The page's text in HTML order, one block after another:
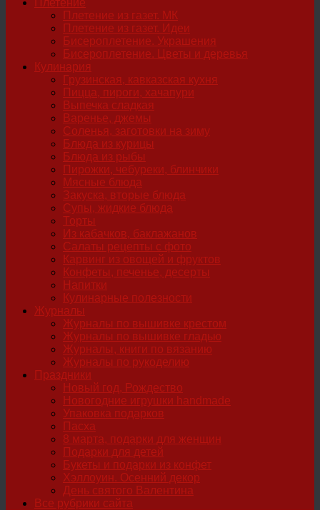
Плетение
Плетение из газет. МК
Плетение из газет. Идеи
Бисероплетение. Украшения
Бисероплетение. Цветы и деревья
Кулинария
Грузинская, кавказская кухня
Пицца, пироги, хачапури
Выпечка сладкая
Варенье, джемы
Соленья, заготовки на зиму
Блюда из курицы
Блюда из рыбы
Пирожки, чебуреки, блинчики
Мясные блюда
Закуска, вторые блюда
Супы, жидкие блюда
Торты
Из кабачков, баклажанов
Салаты рецепты с фото
Карвинг из овощей и фруктов
Конфеты, печенье, десерты
Напитки
Кулинарные полезности
Журналы
Журналы по вышивке крестом
Журналы по вышивке гладью
Журналы, книги по вязанию
Журналы по рукоделию
Праздники
Новый год, Рождество
Новогодние игрушки handmade
Упаковка подарков
Пасха
8 марта, подарки для женщин
Подарки для детей
Букеты и подарки из конфет
Хэллоуин. Осенний декор
День святого Валентина
Все рубрики сайта